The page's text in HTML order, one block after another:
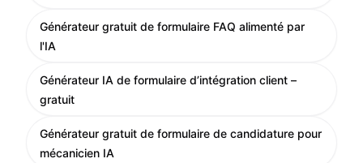
Générateur gratuit de formulaire FAQ alimenté par
l'IA
Générateur IA de formulaire d’intégration client –
gratuit
Générateur gratuit de formulaire de candidature pour
mécanicien IA